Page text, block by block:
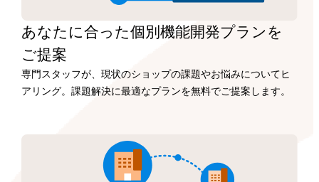
あなたに合った個別機能開発プランを
ご提案
専門スタッフが、現状のショップの課題やお悩みについてヒ
アリング。課題解決に最適なプランを無料でご提案します。